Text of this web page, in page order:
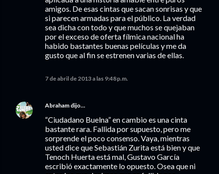
amigos. De esas cintas que sacan sonrisas y que
si parecen armadas para el público. La verdad
sea dicha con todo y que muchos se quejaban
por el exceso de oferta fílmica nacional ha
habido bastantes buenas películas y me da
gusto que al fin se estrenen varias de ellas.
7 de abril de 2013 a las 9:48 p.m.
Abraham dijo…
“Ciudadano Buelna” en cambio es una cinta
bastante rara. Fallida por supuesto, pero me
sorprende el poco consenso. Vaya, mientras
usted dice que Sebastián Zurita está bien y que
Tenoch Huerta está mal, Gustavo García
escribió exactamente lo opuesto. Osea que ni